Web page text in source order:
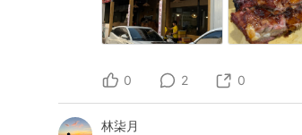
0 2 0
林柒月